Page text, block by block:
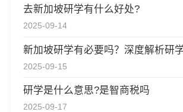
去新加坡研学有什么好处?
2025-09-14
2025-09-15
研学是什么意思?是智商税吗
2025-09-17